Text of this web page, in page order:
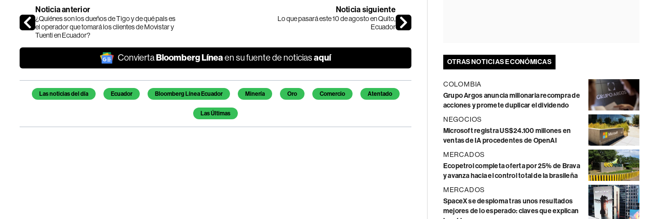
Noticia anterior
¿Quiénes son los dueños de Tigo y de qué país es
el operador que tomará los clientes de Movistar y
Tuenti en Ecuador?
Noticia siguiente
Lo que pasará este 10 de agosto en Quito,
Ecuador
ConviertaBloomberg Líneaen su fuente de noticiasaquí
Temas de este artículo
Las noticias del día Ecuador Bloomberg Línea Ecuador Minería Oro Comercio Atentado
Las Últimas
OTRAS NOTICIAS ECONÓMICAS
COLOMBIA
Grupo Argos anuncia millonaria recompra de
acciones y promete duplicar el dividendo
NEGOCIOS
Microsoft registra US$24.100 millones en
ventas de IA procedentes de OpenAI
MERCADOS
Ecopetrol completa oferta por 25% de Brava
y avanza hacia el control total de la brasileña
MERCADOS
SpaceX se desploma tras unos resultados
mejores de lo esperado: claves que explican